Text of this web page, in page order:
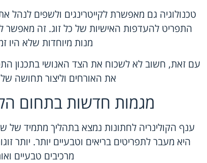
טכנולוגיה גם מאפשרת לקייטרינגים ולשפים
התפריט להעדפות האישיות של כל זוג. זה מאפשר
מנות מיוחדות שלא היו
עם זאת, חשוב לא לשכוח את הצד האנושי בתכנון
את האורחים וליצור תחושה של
מגמות חדשות בתחום
ענף הקולינריה לחתונות נמצא בתהליך מתמיד
היא מעבר לתפריטים בריאים וטבעיים יותר. יותר
מרכיבים טבעיים